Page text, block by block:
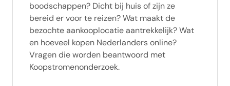
boodschappen? Dicht bij huis of zijn ze
bereid er voor te reizen? Wat maakt de
bezochte aankooplocatie aantrekkelijk? Wat
en hoeveel kopen Nederlanders online?
Vragen die worden beantwoord met
Koopstromenonderzoek.